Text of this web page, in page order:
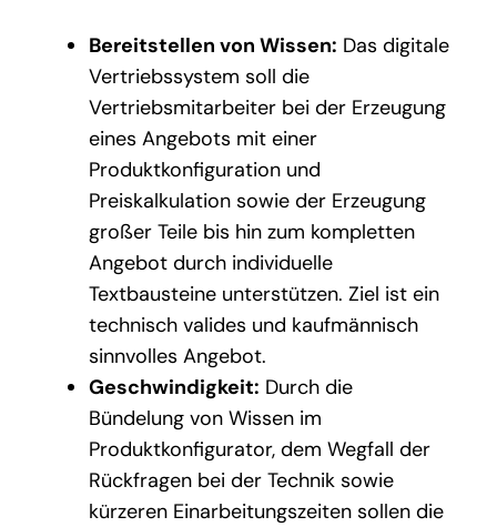
Bereitstellen von Wissen: Das digitale
Vertriebssystem soll die
Vertriebsmitarbeiter bei der Erzeugung
eines Angebots mit einer
Produktkonfiguration und
Preiskalkulation sowie der Erzeugung
großer Teile bis hin zum kompletten
Angebot durch individuelle
Textbausteine unterstützen. Ziel ist ein
technisch valides und kaufmännisch
sinnvolles Angebot.
Geschwindigkeit: Durch die
Bündelung von Wissen im
Produktkonfigurator, dem Wegfall der
Rückfragen bei der Technik sowie
kürzeren Einarbeitungszeiten sollen die